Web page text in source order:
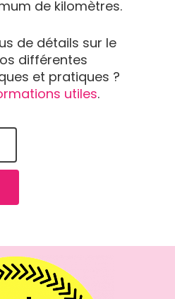
de kilomètres.
de détails sur le
différentes
et pratiques ?
utiles.